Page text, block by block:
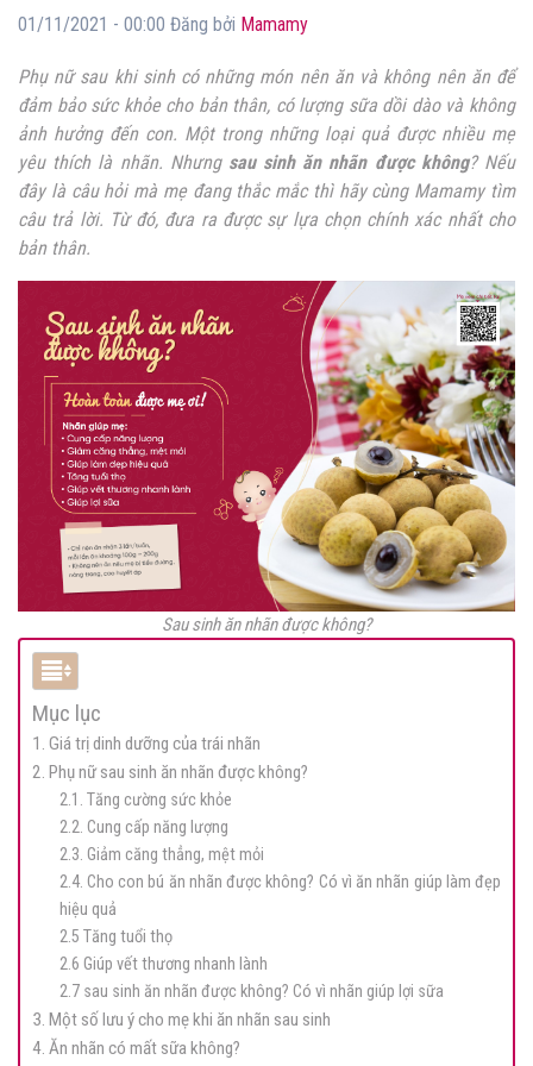
01/11/2021 - 00:00 Đăng bởi Mamamy
Phụ nữ sau khi sinh có những món nên ăn và không nên ăn để
đảm bảo sức khỏe cho bản thân, có lượng sữa dồi dào và không
ảnh hưởng đến con. Một trong những loại quả được nhiều mẹ
yêu thích là nhãn. Nhưng sau sinh ăn nhãn được không? Nếu
đây là câu hỏi mà mẹ đang thắc mắc thì hãy cùng Mamamy tìm
câu trả lời. Từ đó, đưa ra được sự lựa chọn chính xác nhất cho
bản thân.
Sau sinh ăn nhãn được không?
Mục lục
1. Giá trị dinh dưỡng của trái nhãn
2. Phụ nữ sau sinh ăn nhãn được không?
2.1. Tăng cường sức khỏe
2.2. Cung cấp năng lượng
2.3. Giảm căng thẳng, mệt mỏi
2.4. Cho con bú ăn nhãn được không? Có vì ăn nhãn giúp làm đẹp
hiệu quả
2.5 Tăng tuổi thọ
2.6 Giúp vết thương nhanh lành
2.7 sau sinh ăn nhãn được không? Có vì nhãn giúp lợi sữa
3. Một số lưu ý cho mẹ khi ăn nhãn sau sinh
4. Ăn nhãn có mất sữa không?